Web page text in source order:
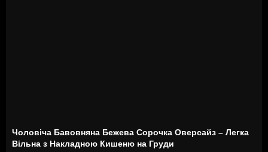
Чоловіча Бавовняна Бежева Сорочка Оверсайз – Легка
Вільна з Накладною Кишеню на Груди